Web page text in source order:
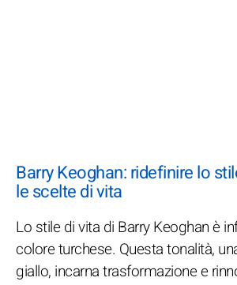
Barry Keoghan: ridefinire lo
le scelte di vita
Lo stile di vita di Barry Keoghan è
colore turchese. Questa tonalità,
giallo, incarna trasformazione e